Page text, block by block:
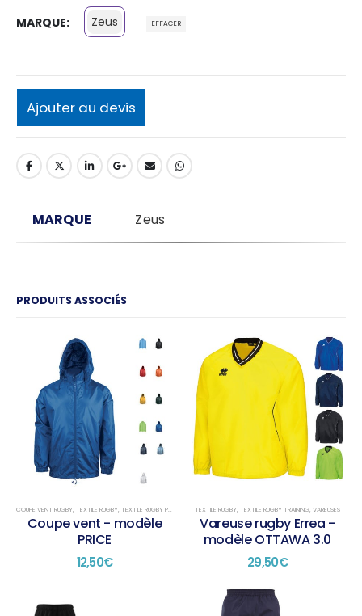
MARQUE Zeus EFFACER
Ajouter au devis
MARQUE Zeus
PRODUITS ASSOCIÉS
COUPE VENT RUGBY, TEXTILE RUGBY, TEXTILE RUGBY PRÉSENTATION
Coupe vent - modèle
PRICE
12,50€
TEXTILE RUGBY, TEXTILE RUGBY TRAINING, VAREUSES
Vareuse rugby Errea -
modèle OTTAWA 3.0
29,50€
produit
produit